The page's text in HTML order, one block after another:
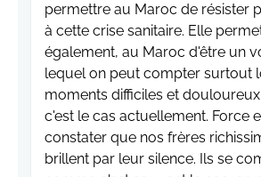
permettre au Maroc de résister
à cette crise sanitaire. Elle
également, au Maroc d'être un
lequel on peut compter surtout
moments difficiles et
c'est le cas actuellement. Force
constater que nos frères
brillent par leur silence. Ils se